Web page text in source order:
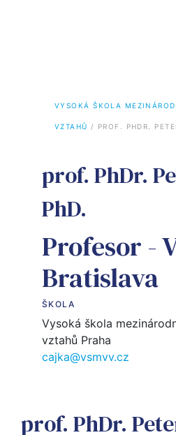
VYSOKÁ ŠKOLA
VZTAHŮ / PROF. PHDR.
prof. PhDr.
PhD.
Profesor -
Bratislava
ŠKOLA
Vysoká škola
vztahů Praha
cajka@vsmvv.cz
prof. PhDr.